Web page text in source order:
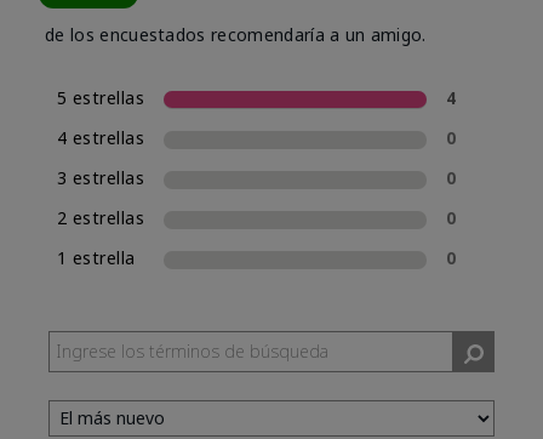
de los encuestados recomendaría a un amigo.
5 estrellas
4
4 estrellas
0
3 estrellas
0
2 estrellas
0
1 estrella
0